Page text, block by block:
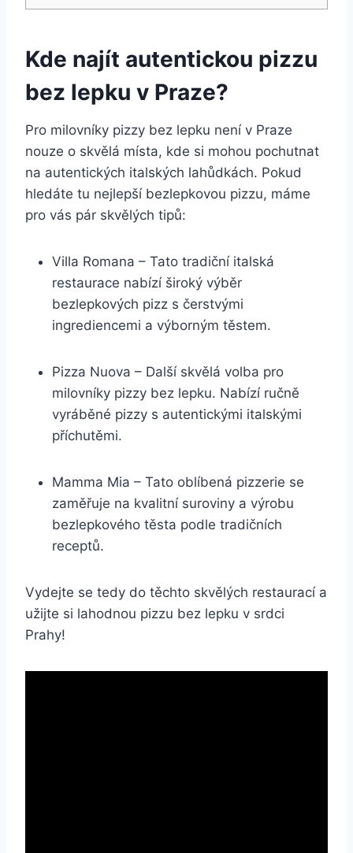
Kde najít autentickou pizzu
bez lepku v Praze?
Pro milovníky pizzy bez lepku není v Praze
nouze o skvělá místa, kde si mohou pochutnat
na autentických italských lahůdkách. Pokud
hledáte tu nejlepší bezlepkovou pizzu, máme
pro vás pár skvělých tipů:
Villa Romana – Tato tradiční italská
restaurace nabízí široký výběr
bezlepkových pizz s čerstvými
ingrediencemi a výborným těstem.
Pizza Nuova – Další skvělá volba pro
milovníky pizzy bez lepku. Nabízí ručně
vyráběné pizzy s autentickými italskými
příchutěmi.
Mamma Mia – Tato oblíbená pizzerie se
zaměřuje na kvalitní suroviny a výrobu
bezlepkového těsta podle tradičních
receptů.
Vydejte se tedy do těchto skvělých restaurací a
užijte si lahodnou pizzu bez lepku v srdci
Prahy!